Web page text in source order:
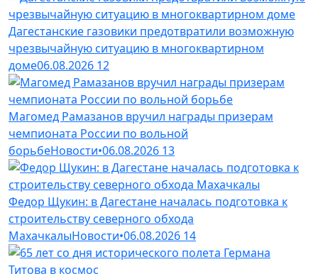
Дагестанские газовики предотвратили возможную
чрезвычайную ситуацию в многоквартирном
доме06.08.2026 12
Магомед Рамазанов вручил награды призерам
чемпионата России по вольной
борьбеНовости•06.08.2026 13
Федор Щукин: в Дагестане началась подготовка к
строительству северного обхода
МахачкалыНовости•06.08.2026 14